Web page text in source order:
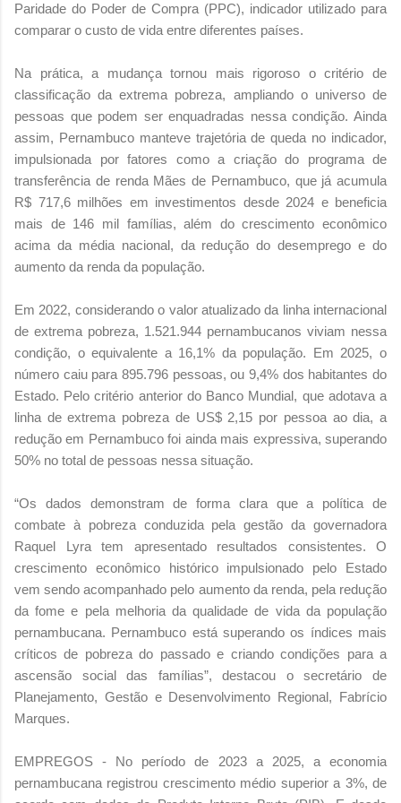
Paridade do Poder de Compra (PPC), indicador utilizado para
comparar o custo de vida entre diferentes países.
Na prática, a mudança tornou mais rigoroso o critério de
classificação da extrema pobreza, ampliando o universo de
pessoas que podem ser enquadradas nessa condição. Ainda
assim, Pernambuco manteve trajetória de queda no indicador,
impulsionada por fatores como a criação do programa de
transferência de renda Mães de Pernambuco, que já acumula
R$ 717,6 milhões em investimentos desde 2024 e beneficia
mais de 146 mil famílias, além do crescimento econômico
acima da média nacional, da redução do desemprego e do
aumento da renda da população.
Em 2022, considerando o valor atualizado da linha internacional
de extrema pobreza, 1.521.944 pernambucanos viviam nessa
condição, o equivalente a 16,1% da população. Em 2025, o
número caiu para 895.796 pessoas, ou 9,4% dos habitantes do
Estado. Pelo critério anterior do Banco Mundial, que adotava a
linha de extrema pobreza de US$ 2,15 por pessoa ao dia, a
redução em Pernambuco foi ainda mais expressiva, superando
50% no total de pessoas nessa situação.
“Os dados demonstram de forma clara que a política de
combate à pobreza conduzida pela gestão da governadora
Raquel Lyra tem apresentado resultados consistentes. O
crescimento econômico histórico impulsionado pelo Estado
vem sendo acompanhado pelo aumento da renda, pela redução
da fome e pela melhoria da qualidade de vida da população
pernambucana. Pernambuco está superando os índices mais
críticos de pobreza do passado e criando condições para a
ascensão social das famílias”, destacou o secretário de
Planejamento, Gestão e Desenvolvimento Regional, Fabrício
Marques.
EMPREGOS - No período de 2023 a 2025, a economia
pernambucana registrou crescimento médio superior a 3%, de